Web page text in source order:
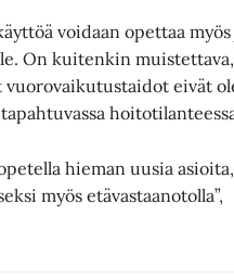
voidaan opettaa myös
On kuitenkin
vuorovaikutustaidot eivät
hieman uusia
myös etävastaanotolla”,